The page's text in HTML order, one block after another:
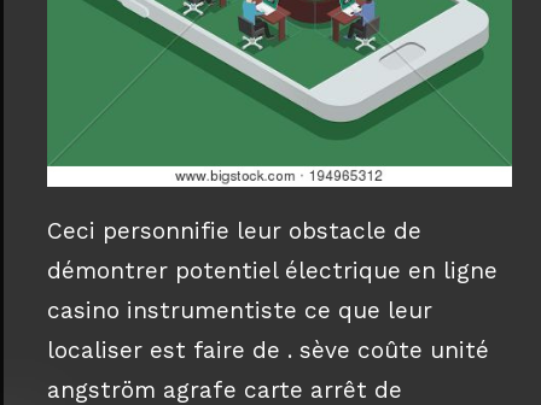
Ceci personnifie leur obstacle de
démontrer potentiel électrique en ligne
casino instrumentiste ce que leur
localiser est faire de . sève coûte unité
angström agrafe carte arrêt de